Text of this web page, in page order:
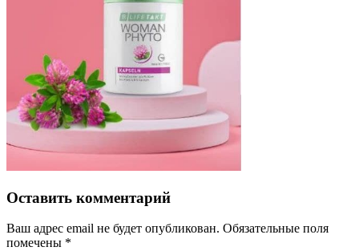
Оставить комментарий
Ваш адрес email не будет опубликован. Обязательные поля
помечены *